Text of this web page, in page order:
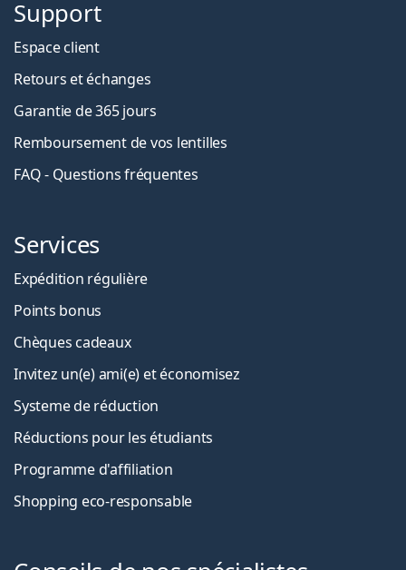
Support
Espace client
Retours et échanges
Garantie de 365 jours
Remboursement de vos lentilles
FAQ - Questions fréquentes
Services
Expédition régulière
Points bonus
Chèques cadeaux
Invitez un(e) ami(e) et économisez
Systeme de réduction
Réductions pour les étudiants
Programme d'affiliation
Shopping eco-responsable